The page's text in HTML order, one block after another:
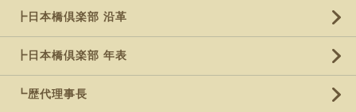
┣日本橋倶楽部 沿革
┣日本橋倶楽部 年表
┗歴代理事長